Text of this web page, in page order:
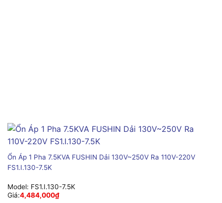
Ổn Áp 1 Pha 7.5KVA FUSHIN Dải 130V~250V Ra 110V-220V
FS1.I.130-7.5K
Model: FS1.I.130-7.5K
Giá:4,484,000₫